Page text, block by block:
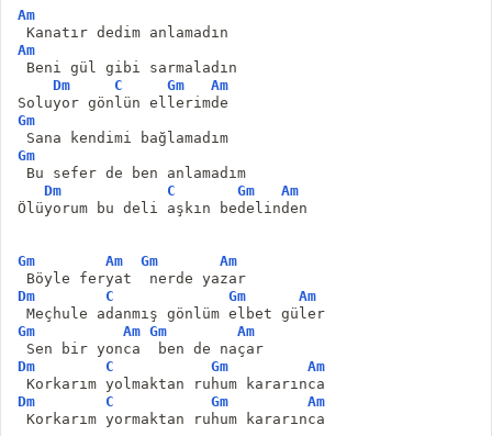
Am
Kanatır dedim anlamadın
Am
Beni gül gibi sarmaladın
Dm
C Gm
Am
Soluyor gönlün ellerimde
Gm
Sana kendimi bağlamadım
Gm
Bu sefer de ben anlamadım
Dm
C Gm
Am
Ölüyorum bu deli aşkın bedelinden
Gm Am Gm
Am
Böyle feryat  nerde yazar
Dm
C Gm
Am
Meçhule adanmış gönlüm elbet güler
Gm
Am Gm
Am
Sen bir yonca  ben de naçar
Dm
C Gm
Am
Korkarım yolmaktan ruhum kararınca
Dm
C Gm
Am
Korkarım yormaktan ruhum kararınca